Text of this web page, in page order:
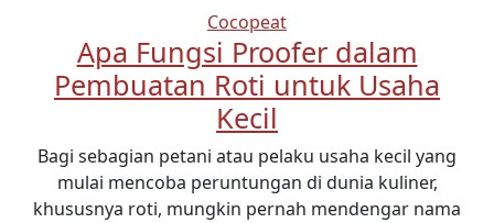
Cocopeat
Apa Fungsi Proofer dalam
Pembuatan Roti untuk Usaha
Kecil
Bagi sebagian petani atau pelaku usaha kecil yang
mulai mencoba peruntungan di dunia kuliner,
khususnya roti, mungkin pernah mendengar nama